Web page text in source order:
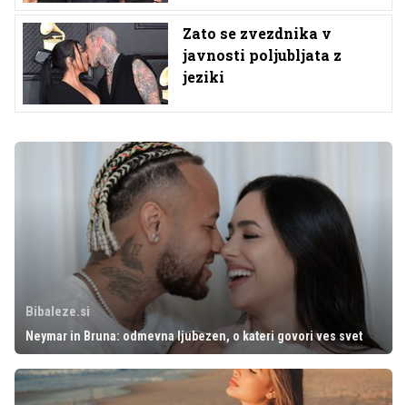
Zato se zvezdnika v
javnosti poljubljata z
jeziki
Bibaleze.si
Neymar in Bruna: odmevna ljubezen, o kateri govori ves svet